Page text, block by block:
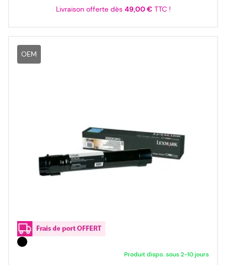
Livraison offerte dès 49,00 €TTC !
OEM
Produit dispo. sous 2-10 jours